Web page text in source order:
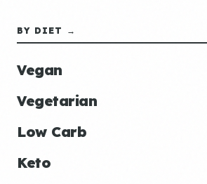
BY DIET →
Vegan
Vegetarian
Low Carb
Keto